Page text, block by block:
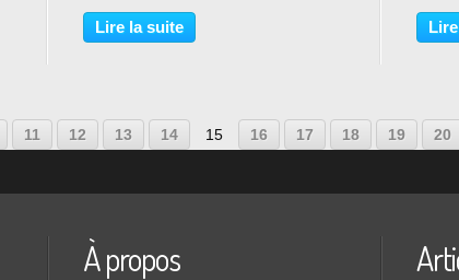
Mode, une exposition personnelle de
Xavier Veilhan à Paris. Le mode
Lire la suite
the
11 12 13 14 15 16 17 18 19 20
À propos